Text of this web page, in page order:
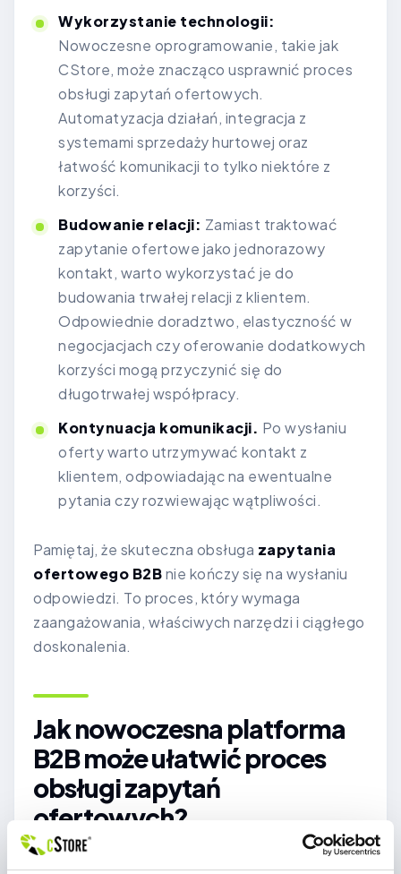
Wykorzystanie technologii:
Nowoczesne oprogramowanie, takie jak
CStore, może znacząco usprawnić proces
obsługi zapytań ofertowych.
Automatyzacja działań, integracja z
systemami sprzedaży hurtowej oraz
łatwość komunikacji to tylko niektóre z
korzyści.
Budowanie relacji: Zamiast traktować
zapytanie ofertowe jako jednorazowy
kontakt, warto wykorzystać je do
budowania trwałej relacji z klientem.
Odpowiednie doradztwo, elastyczność w
negocjacjach czy oferowanie dodatkowych
korzyści mogą przyczynić się do
długotrwałej współpracy.
Kontynuacja komunikacji. Po wysłaniu
oferty warto utrzymywać kontakt z
klientem, odpowiadając na ewentualne
pytania czy rozwiewając wątpliwości.
Pamiętaj, że skuteczna obsługa zapytania
ofertowego B2Bnie kończy się na wysłaniu
odpowiedzi. To proces, który wymaga
zaangażowania, właściwych narzędzi i ciągłego
doskonalenia.
Jak nowoczesna platforma
B2B może ułatwić proces
obsługi zapytań
ofertowych?
W dobie cyfryzacji procesów biznesowych,